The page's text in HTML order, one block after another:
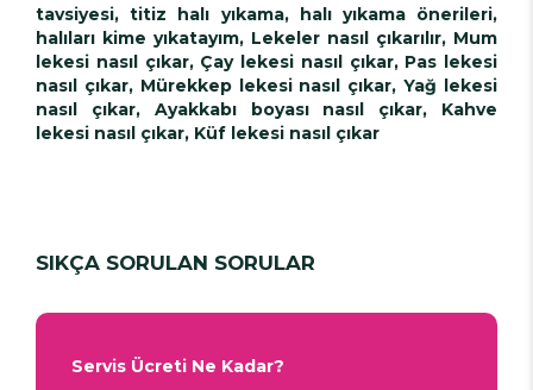
tavsiyesi, titiz halı yıkama, halı yıkama önerileri,
halıları kime yıkatayım, Lekeler nasıl çıkarılır, Mum
lekesi nasıl çıkar, Çay lekesi nasıl çıkar, Pas lekesi
nasıl çıkar, Mürekkep lekesi nasıl çıkar, Yağ lekesi
nasıl çıkar, Ayakkabı boyası nasıl çıkar, Kahve
lekesi nasıl çıkar, Küf lekesi nasıl çıkar
SIKÇA SORULAN SORULAR
Servis Ücreti Ne Kadar?